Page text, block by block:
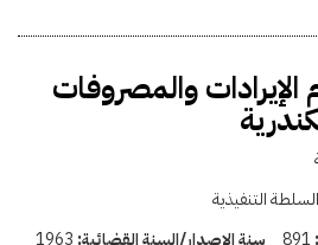
الإيرادات والمصروفات
التنفيذية
891 سنة الإصدار/السنة القضائية: 1963